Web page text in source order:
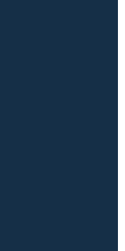
Karate klub
ich nielen na
cenných
sa podarilo vyhrať
predsedom Karate
Ako ju